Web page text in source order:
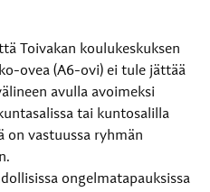
Toivakan koulukeskuksen
ovea (A6-ovi) ei tule jättää
avulla avoimeksi
tai kuntosalilla
on vastuussa ryhmän
ongelmatapauksissa